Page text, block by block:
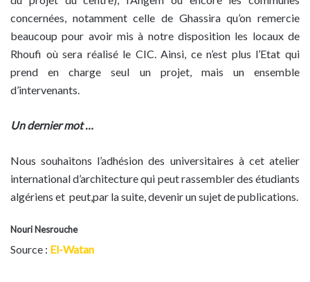
concernées, notamment celle de Ghassira qu’on remercie
beaucoup pour avoir mis à notre disposition les locaux de
Rhoufi où sera réalisé le CIC. Ainsi, ce n’est plus l’Etat qui
prend en charge seul un projet, mais un ensemble
d’intervenants.
Un dernier mot …
Nous souhaitons l’adhésion des universitaires à cet atelier
international d’architecture qui peut rassembler des étudiants
algériens et peut,par la suite, devenir un sujet de publications.
Nouri Nesrouche
Source : El-Watan